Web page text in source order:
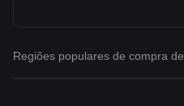
Regiões populares de compra